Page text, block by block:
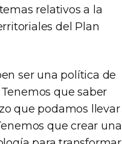
relativos a la
del Plan
ser una política de
que saber
que podamos llevar
que crear una